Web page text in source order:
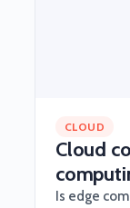
CLOUD
Cloud
Is edge